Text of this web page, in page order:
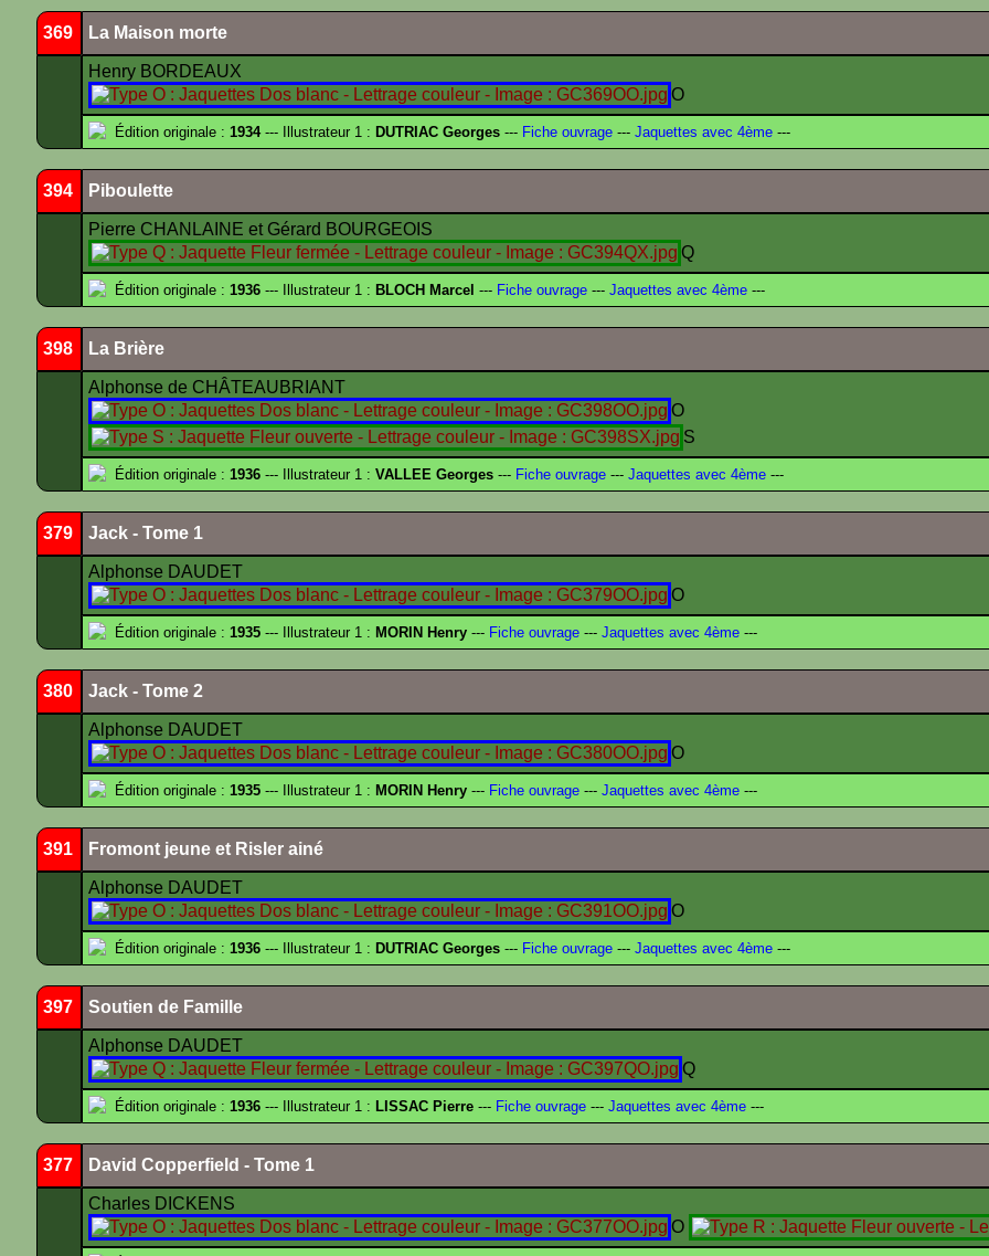
369 La Maison morte
Henry BORDEAUX
O
Édition originale : 1934--- Illustrateur 1 : DUTRIAC Georges --- Fiche ouvrage --- Jaquettes avec 4ème ---
394 Piboulette
Pierre CHANLAINE et Gérard BOURGEOIS
Q
Édition originale : 1936 --- Illustrateur 1 : BLOCH Marcel --- Fiche ouvrage --- Jaquettes avec 4ème ---
398 La Brière
Alphonse de CHÂTEAUBRIANT
O
S
Édition originale : 1936 --- Illustrateur 1 : VALLEE Georges --- Fiche ouvrage --- Jaquettes avec 4ème ---
379 Jack - Tome 1
Alphonse DAUDET
O
Édition originale : 1935 --- Illustrateur 1 : MORIN Henry --- Fiche ouvrage --- Jaquettes avec 4ème ---
380 Jack - Tome 2
Alphonse DAUDET
O
Édition originale : 1935 --- Illustrateur 1 : MORIN Henry --- Fiche ouvrage --- Jaquettes avec 4ème ---
391 Fromont jeune et Risler ainé
Alphonse DAUDET
O
Édition originale : 1936 --- Illustrateur 1 : DUTRIAC Georges --- Fiche ouvrage --- Jaquettes avec 4ème ---
397 Soutien de Famille
Alphonse DAUDET
Q
Édition originale : 1936 --- Illustrateur 1 : LISSAC Pierre --- Fiche ouvrage --- Jaquettes avec 4ème ---
377 David Copperfield - Tome 1
Charles DICKENS
O